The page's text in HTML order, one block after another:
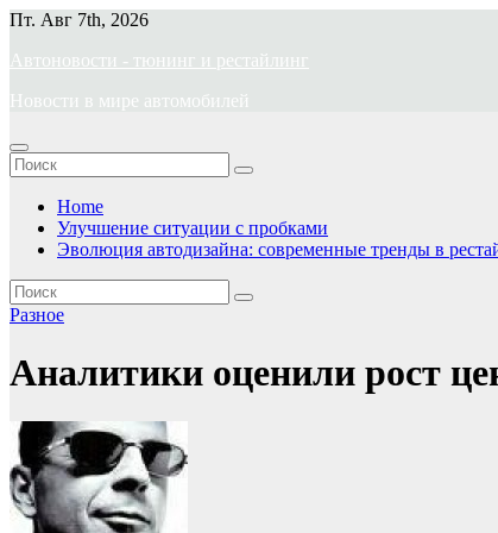
Перейти
содержимому
Пт. Авг 7th, 2026
Автоновости - тюнинг и рестайлинг
Новости в мире автомобилей
Home
Улучшение ситуации с пробками
Эволюция автодизайна: современные тренды в
Разное
Аналитики оценили рост